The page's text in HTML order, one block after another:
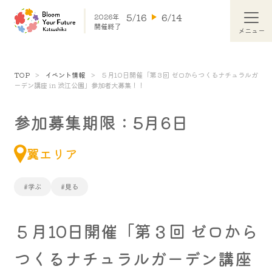
2026年 5/16 6/14
開催終了
TOP イベント情報
５月10日開催「第３回 ゼロからつくるナチュラルガ
ーデン講座 in 渋江公園」参加者大募集！！
参加募集期限：5月6日
翼エリア
#学ぶ #見る
５月10日開催「第３回 ゼロから
つくるナチュラルガーデン講座